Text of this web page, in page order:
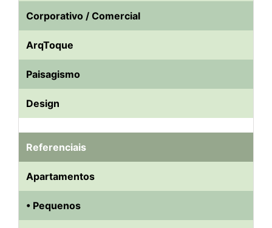
Corporativo / Comercial
ArqToque
Paisagismo
Design
Referenciais
Apartamentos
• Pequenos